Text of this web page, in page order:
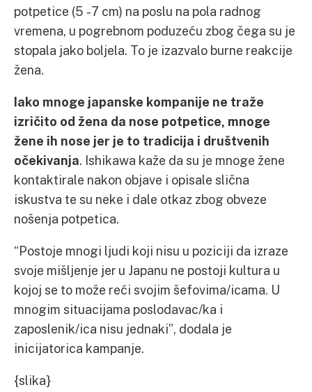
potpetice (5 -7 cm) na poslu na pola radnog
vremena, u pogrebnom poduzeću zbog čega su je
stopala jako boljela. To je izazvalo burne reakcije
žena.
Iako mnoge japanske kompanije ne traže
izričito od žena da nose potpetice, mnoge
žene ih nose jer je to tradicija i društvenih
očekivanja. Ishikawa kaže da su je mnoge žene
kontaktirale nakon objave i opisale slična
iskustva te su neke i dale otkaz zbog obveze
nošenja potpetica.
“Postoje mnogi ljudi koji nisu u poziciji da izraze
svoje mišljenje jer u Japanu ne postoji kultura u
kojoj se to može reći svojim šefovima/icama. U
mnogim situacijama poslodavac/ka i
zaposlenik/ica nisu jednaki”, dodala je
inicijatorica kampanje.
{slika}